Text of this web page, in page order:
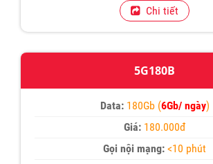
Chi tiết
5G180B
Data: 180Gb (6Gb/ ngày)
Giá: 180.000đ
Gọi nội mạng:<10 phút